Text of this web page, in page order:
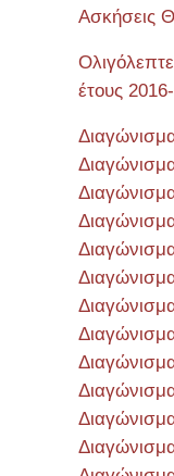
Ασκήσεις
έτους